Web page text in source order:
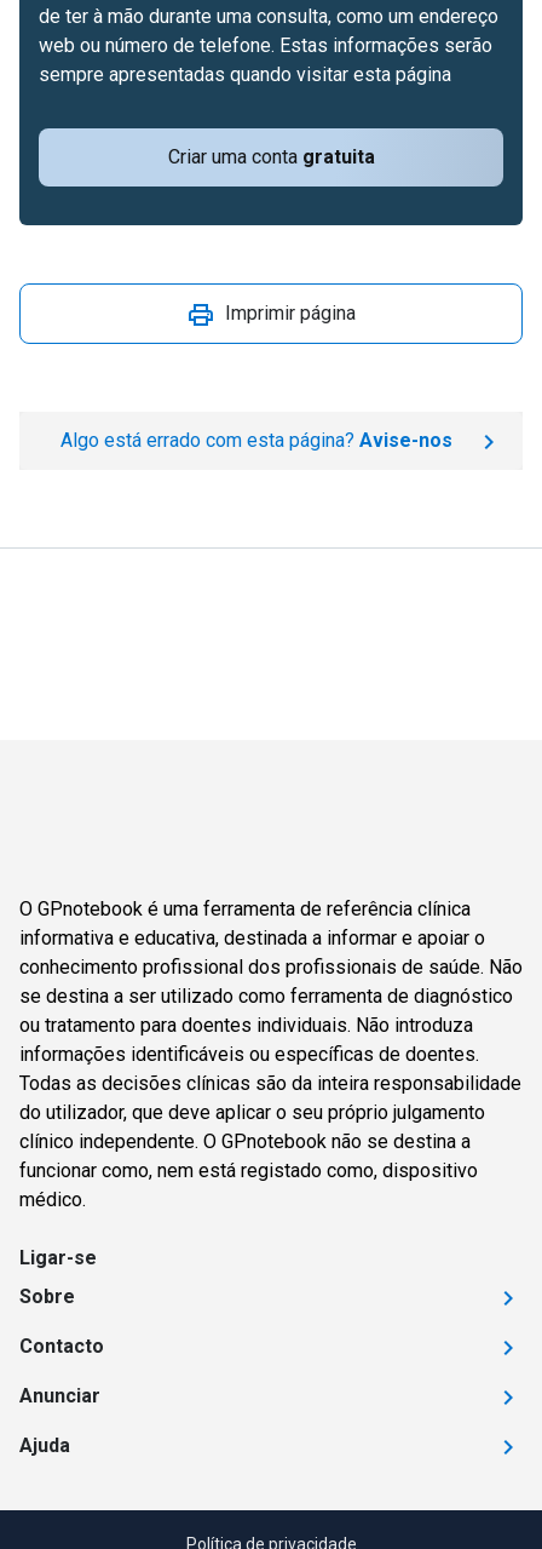
Criar uma conta gratuita
de ter à mão durante uma consulta, como um endereço
web ou número de telefone. Estas informações serão
sempre apresentadas quando visitar esta página
Imprimir página
Algo está errado com esta página? Avise-nos
O GPnotebook é uma ferramenta de referência clínica
informativa e educativa, destinada a informar e apoiar o
conhecimento profissional dos profissionais de saúde. Não
se destina a ser utilizado como ferramenta de diagnóstico
ou tratamento para doentes individuais. Não introduza
informações identificáveis ou específicas de doentes.
Todas as decisões clínicas são da inteira responsabilidade
do utilizador, que deve aplicar o seu próprio julgamento
clínico independente. O GPnotebook não se destina a
funcionar como, nem está registado como, dispositivo
médico.
Ligar-se
Sobre
Contacto
Anunciar
Ajuda
Política de privacidade